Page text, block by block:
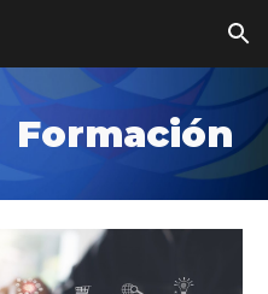
Skip to navigation
Formación